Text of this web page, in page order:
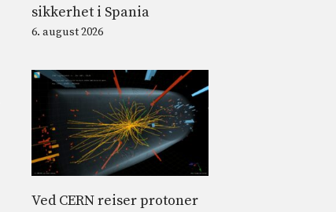
sikkerhet i Spania
6. august 2026
Ved CERN reiser protoner